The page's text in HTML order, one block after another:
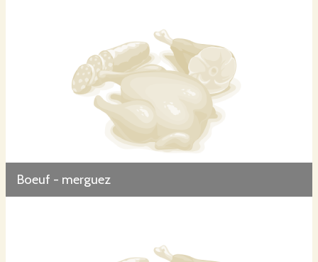
Boeuf - merguez